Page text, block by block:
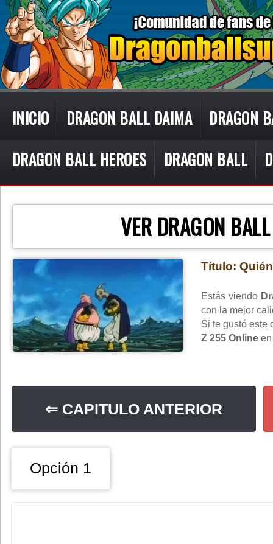
INICIO DRAGON BALL DAIMA
DRAGON
DRAGON BALL HEROES
DRAGON BALL
CON
VER DRAGON
Título:
Estás viendo
con la mejor
Si te gustó este
Z 255 Online
⇐ CAPITULO ANTERIOR
Opción 1